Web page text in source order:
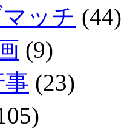
ッチ (44)
(9)
(23)